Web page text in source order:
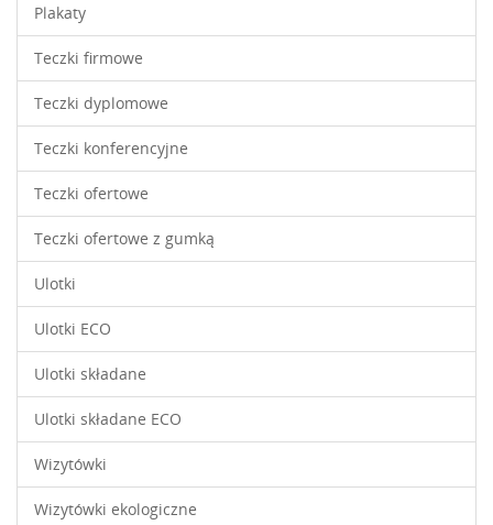
Plakaty
Teczki firmowe
Teczki dyplomowe
Teczki konferencyjne
Teczki ofertowe
Teczki ofertowe z gumką
Ulotki
Ulotki ECO
Ulotki składane
Ulotki składane ECO
Wizytówki
Wizytówki ekologiczne